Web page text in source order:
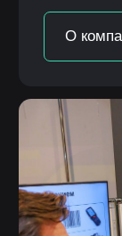
к
Мы всегда в
клиентского
и не только. Тех,
задачи и